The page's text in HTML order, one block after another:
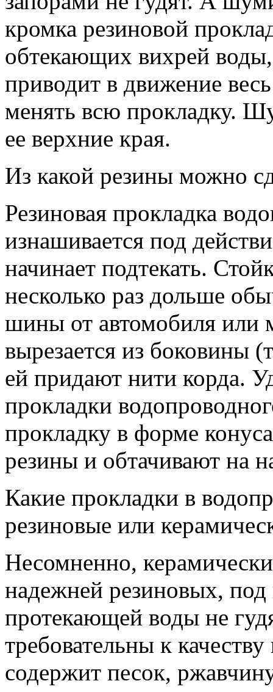
кромка резиновой
обтекающих вихрей
приводит в движение
менять всю прокладку.
ее верхние края.
Из какой резины можно
Резиновая прокладка
изнашивается под
начинает подтекать.
несколько раз дольше
шины от автомобиля или
вырезается из боковины
ей придают нити корда.
прокладки
прокладку в форме
резины и обтачи­вают на
Какие прокладки в
резиновые или
Несомненно,
надежней резиновых, под
протекающей воды не
требовательны к
содержит песок,